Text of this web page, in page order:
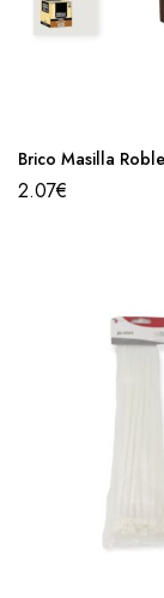
Brico Masilla
2.07€